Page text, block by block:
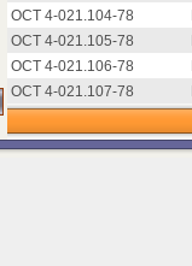
ОСТ 4-021.104-78
ОСТ 4-021.105-78
ОСТ 4-021.106-78
ОСТ 4-021.107-78